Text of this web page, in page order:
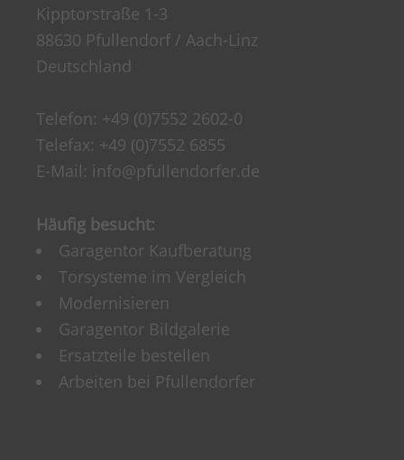
Kipptorstraße 1-3
88630 Pfullendorf / Aach-Linz
Deutschland
Telefon: +49 (0)7552 2602-0
Telefax: +49 (0)7552 6855
E-Mail: info@pfullendorfer.de
Häufig besucht:
Garagentor Kaufberatung
Torsysteme im Vergleich
Modernisieren
Garagentor Bildgalerie
Ersatzteile bestellen
Arbeiten bei Pfullendorfer